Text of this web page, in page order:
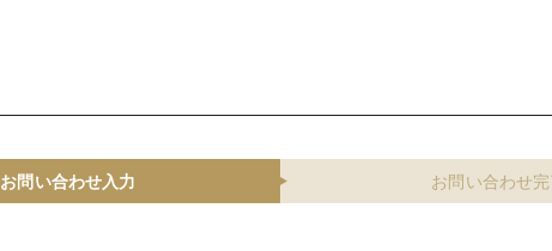
お問い合わせ入力 お問い合わせ